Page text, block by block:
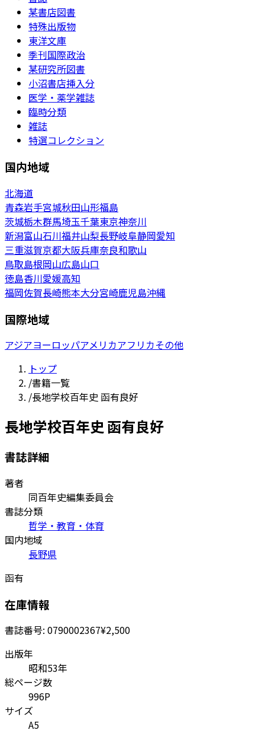
某書店図書
特殊出版物
東洋文庫
季刊国際政治
某研究所図書
小沼書店挿入分
医学・薬学雑誌
臨時分類
雑誌
特選コレクション
国内地域
北海道
青森岩手宮城秋田山形福島
茨城栃木群馬埼玉千葉東京神奈川
新潟富山石川福井山梨長野岐阜静岡愛知
三重滋賀京都大阪兵庫奈良和歌山
鳥取島根岡山広島山口
徳島香川愛媛高知
福岡佐賀長崎熊本大分宮崎鹿児島沖縄
国際地域
アジアヨーロッパアメリカアフリカその他
トップ
/書籍一覧
/長地学校百年史 函有良好
長地学校百年史 函有良好
書誌詳細
著者
同百年史編集委員会
書誌分類
哲学・教育・体育
国内地域
長野県
函有
在庫情報
書誌番号: 0790002367¥2,500
出版年
昭和53年
総ページ数
996P
サイズ
A5